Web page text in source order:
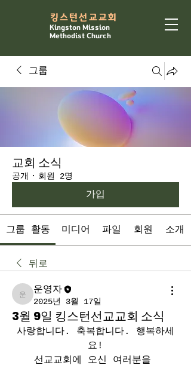
​킹스턴선교교회
Kingston Mission
Methodist Church
그룹
교회 소식
공개 · 회원 2명
가입
그룹 활동 미디어 파일 회원 소개
뒤로
운영자
운영자
2025년 3월 17일
3월 9일 킹스턴선교교회 소식
사랑합니다. 축복합니다. 행복하세
요!
선교교회에 오신 여러분을